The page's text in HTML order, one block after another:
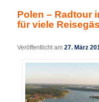
wechseln
Polen – Radtour
für viele
Veröffentlicht am27. März